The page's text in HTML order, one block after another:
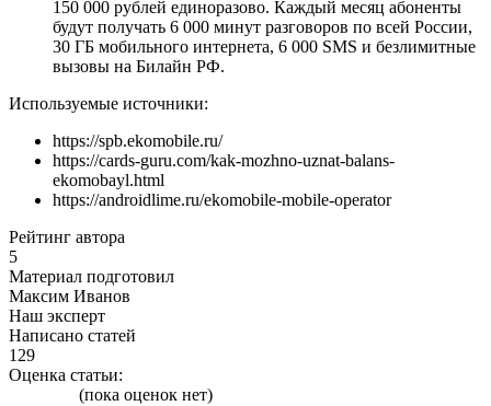
150 000 рублей единоразово. Каждый месяц абоненты
будут получать 6 000 минут разговоров по всей России,
30 ГБ мобильного интернета, 6 000 SMS и безлимитные
вызовы на Билайн РФ.
Используемые источники:
https://spb.ekomobile.ru/
https://cards-guru.com/kak-mozhno-uznat-balans-
ekomobayl.html
https://androidlime.ru/ekomobile-mobile-operator
Рейтинг автора
5
Материал подготовил
Максим Иванов
Наш эксперт
Написано статей
129
Оценка статьи:
(пока оценок нет)